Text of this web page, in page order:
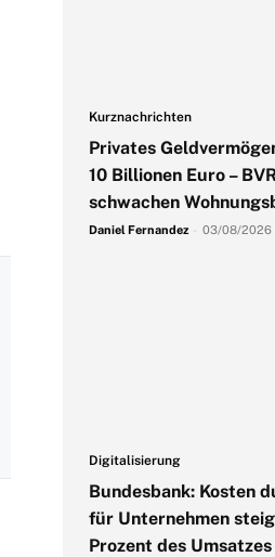
Kurznachrichten
Privates
10 Billionen Euro –
schwachen
Daniel Fernandez 03/08/2026
Digitalisierung
Bundesbank: Kosten
für Unternehmen
Prozent des Umsatzes